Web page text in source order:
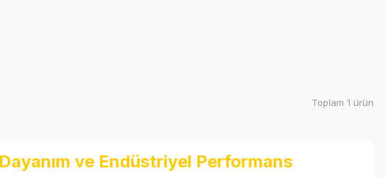
Toplam 1 ürün
ve Endüstriyel Performans